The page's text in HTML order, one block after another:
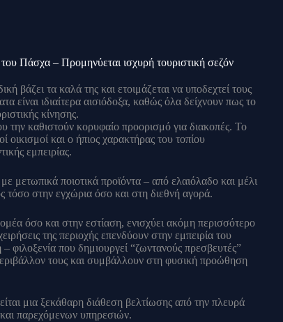
Πάσχα – Προμηνύεται ισχυρή τουριστική σεζόν
βάζει τα καλά της και ετοιμάζεται να υποδεχτεί τους
είναι ιδιαίτερα αισιόδοξα, καθώς όλα δείχνουν πως το
κίνησης.
την καθιστούν κορυφαίο προορισμό για διακοπές. Το
οικισμοί και ο ήπιος χαρακτήρας του τοπίου
εμπειρίας.
μετωπικά ποιοτικά προϊόντα – από ελαιόλαδο και μέλι
τόσο στην εγχώρια όσο και στη διεθνή αγορά.
όσο και στην εστίαση, ενισχύει ακόμη περισσότερο
της περιοχής επενδύουν στην εμπειρία του
φιλοξενία που δημιουργεί “ζωντανούς πρεσβευτές”
τους και συμβάλλουν στη φυσική προώθηση
μια ξεκάθαρη διάθεση βελτίωσης από την πλευρά
παρεχόμενων υπηρεσιών.